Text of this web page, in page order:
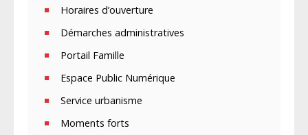
Horaires d’ouverture
Démarches administratives
Portail Famille
Espace Public Numérique
Service urbanisme
Moments forts